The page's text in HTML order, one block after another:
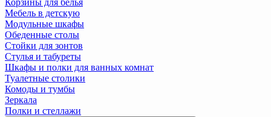
Корзины для белья
Мебель в детскую
Модульные шкафы
Обеденные столы
Стойки для зонтов
Стулья и табуреты
Шкафы и полки для ванных комнат
Туалетные столики
Комоды и тумбы
Зеркала
Полки и стеллажи